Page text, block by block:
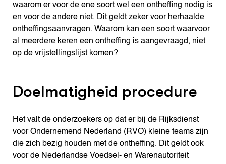
waarom er voor de ene soort wel een ontheffing nodig is
en voor de andere niet. Dit geldt zeker voor herhaalde
ontheffingsaanvragen. Waarom kan een soort waarvoor
al meerdere keren een ontheffing is aangevraagd, niet
op de vrijstellingslijst komen?
Doelmatigheid procedure
Het valt de onderzoekers op dat er bij de Rijksdienst
voor Ondernemend Nederland (RVO) kleine teams zijn
die zich bezig houden met de ontheffing. Dit geldt ook
voor de Nederlandse Voedsel- en Warenautoriteit